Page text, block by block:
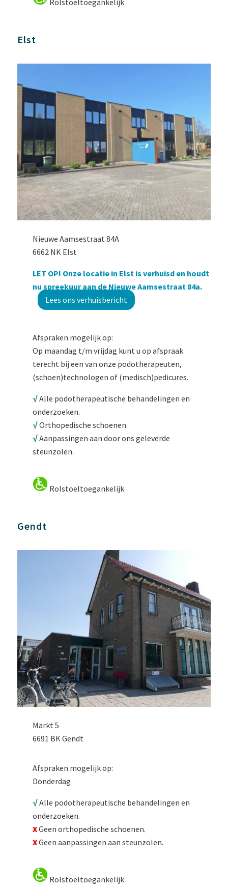
Rolstoeltoegankelijk
Elst
Nieuwe Aamsestraat 84A
6662 NK Elst
LET OP! Onze locatie in Elst is verhuisd en houdt
nu spreekuur aan de Nieuwe Aamsestraat 84a.
Lees ons verhuisbericht
Afspraken mogelijk op:
Op maandag t/m vrijdag kunt u op afspraak
terecht bij een van onze podotherapeuten,
(schoen)technologen of (medisch)pedicures.
√Alle podotherapeutische behandelingen en
onderzoeken.
√Orthopedische schoenen.
√Aanpassingen aan door ons geleverde
steunzolen.
Rolstoeltoegankelijk
Gendt
Markt 5
6691 BK Gendt
Afspraken mogelijk op:
Donderdag
√Alle podotherapeutische behandelingen en
onderzoeken.
XGeen orthopedische schoenen.
XGeen aanpassingen aan steunzolen.
Rolstoeltoegankelijk